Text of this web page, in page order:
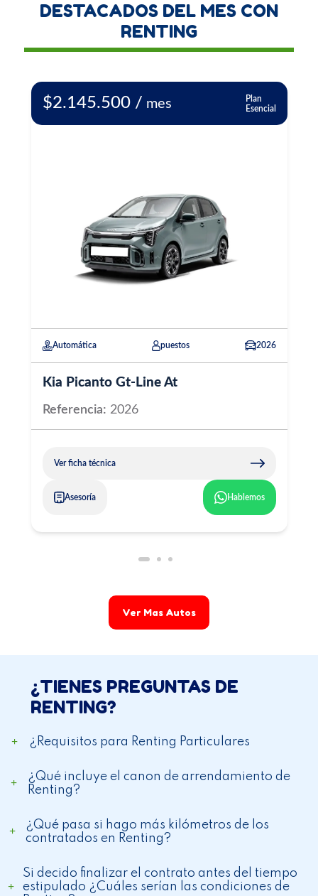
DESTACADOS DEL MES CON
RENTING
$2.145.500 / mes
Plan
Esencial
Automática puestos 2026
Kia Picanto Gt-Line At
Referencia: 2026
Ver ficha técnica
Asesoría Hablemos
Ver Mas Autos
+ ¿Requisitos para Renting Particulares
No tener reporte negativos en centrales de riesgo.
Tener Ingresos iguales o superiores a cinco millones
últimos seis meses
+
¿Qué incluye el canon de arrendamiento de
Renting?
Matricula del vehículo
Costo total de los mantenimientos preventivos y/o
correctivos
Seguro 100% contra todo riesgo “Cero Deducibles”
+
¿Qué pasa si hago más kilómetros de los
contratados en Renting?
por los cuarenta y ocho (48)  meses, es decir,
un promedio de 15.000 kilómetros por año. A
+
Si decido finalizar el contrato antes del tiempo
estipulado ¿Cuáles serían las condiciones de
¿TIENES PREGUNTAS DE
RENTING?